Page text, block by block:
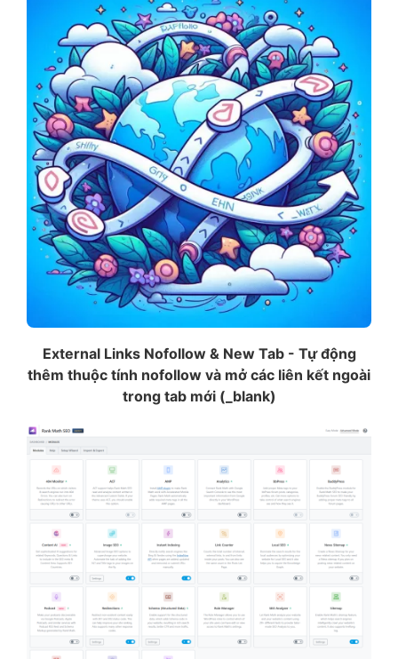
External Links Nofollow & New Tab - Tự động
thêm thuộc tính nofollow và mở các liên kết ngoài
trong tab mới (_blank)